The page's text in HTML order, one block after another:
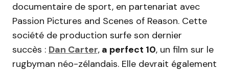
documentaire de sport, en partenariat avec
Passion Pictures and Scenes of Reason. Cette
société de production surfe son dernier
succès : Dan Carter, a perfect 10, un film sur le
rugbyman néo-zélandais. Elle devrait également